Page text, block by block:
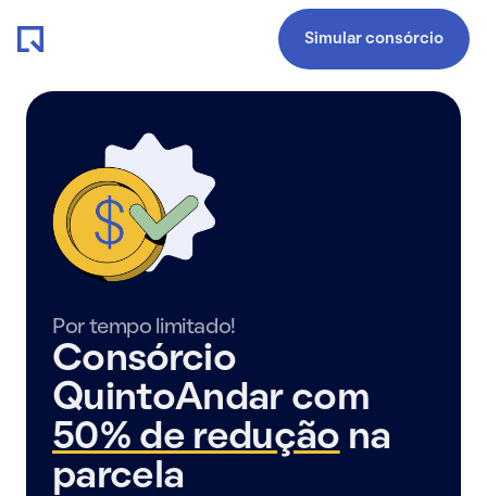
Simular consórcio
Por tempo limitado!
Consórcio
QuintoAndar com
50% de redução na
parcela